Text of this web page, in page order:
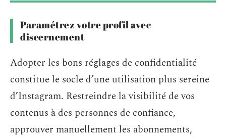
Paramétrez votre profil avec
discernement
Adopter les bons réglages de confidentialité
constitue le socle d’une utilisation plus sereine
d’Instagram. Restreindre la visibilité de vos
contenus à des personnes de confiance,
approuver manuellement les abonnements,